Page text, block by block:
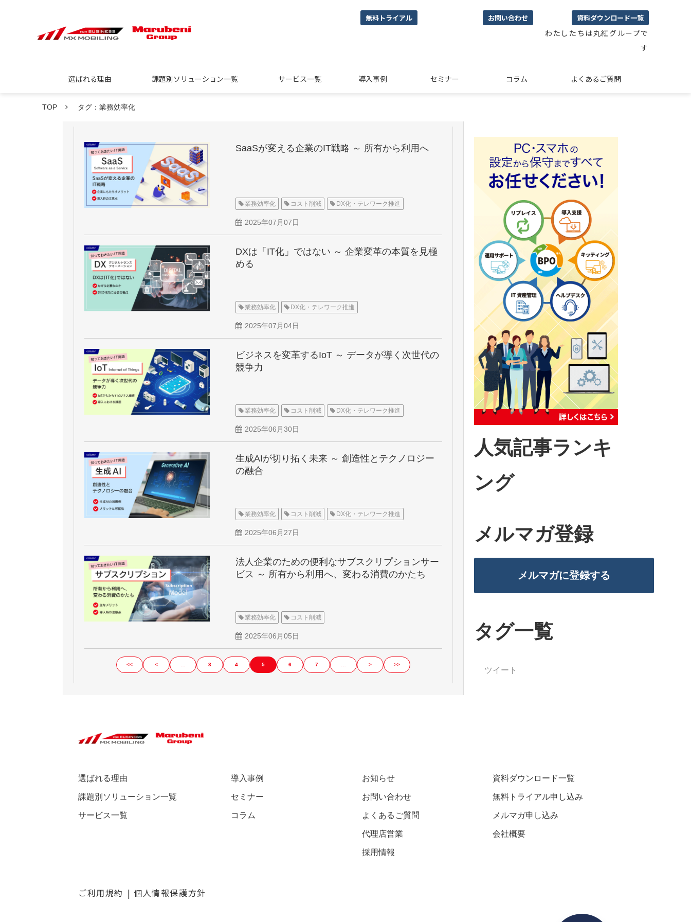
無料トライアル お問い合わせ 資料ダウンロード一覧
わたしたちは丸紅グループで
す
選ばれる理由 課題別ソリューション一覧 サービス一覧 導入事例 セミナー コラム よくあるご質問
TOP タグ：業務効率化
SaaSが変える企業のIT戦略 ～ 所有から利用へ
業務効率化 コスト削減 DX化・テレワーク推進
2025年07月07日
DXは「IT化」ではない ～ 企業変革の本質を見極
める
業務効率化 DX化・テレワーク推進
2025年07月04日
ビジネスを変革するIoT ～ データが導く次世代の
競争力
業務効率化 コスト削減 DX化・テレワーク推進
2025年06月30日
生成AIが切り拓く未来 ～ 創造性とテクノロジー
の融合
業務効率化 コスト削減 DX化・テレワーク推進
2025年06月27日
法人企業のための便利なサブスクリプションサー
ビス ～ 所有から利用へ、変わる消費のかたち
業務効率化 コスト削減
2025年06月05日
<< < 3 4 5 6 7 > >>
人気記事ランキ
ング
メルマガ登録
メルマガに登録する
タグ一覧
ツイート
選ばれる理由
課題別ソリューション一覧
サービス一覧
導入事例
セミナー
コラム
お知らせ
お問い合わせ
よくあるご質問
代理店営業
採用情報
資料ダウンロード一覧
無料トライアル申し込み
メルマガ申し込み
会社概要
ご利用規約 個人情報保護方針